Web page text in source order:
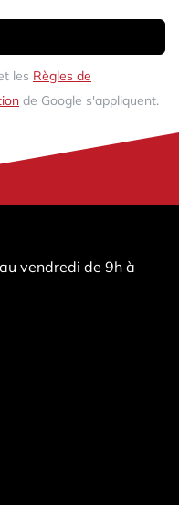
les Règles de
de Google s'appliquent.
vendredi de 9h à